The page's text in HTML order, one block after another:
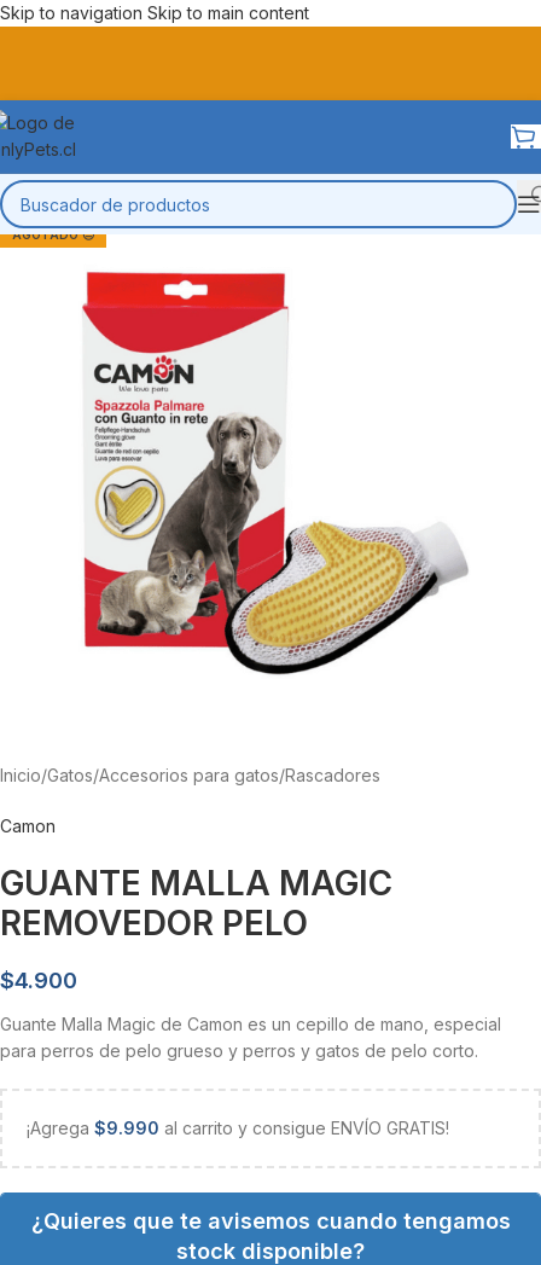
Skip to navigation Skip to main content
AGOTADO 😔
Inicio/Gatos/Accesorios para gatos/Rascadores
Camon
GUANTE MALLA MAGIC
REMOVEDOR PELO
$4.900
Guante Malla Magic de Camon es un cepillo de mano, especial
para perros de pelo grueso y perros y gatos de pelo corto.
¡Agrega $9.990 al carrito y consigue ENVÍO GRATIS!
¿Quieres que te avisemos cuando tengamos
stock disponible?